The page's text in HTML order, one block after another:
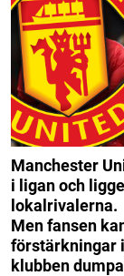
Manchester
i ligan och
lokalrivalerna.
Men fansen
förstärkningar
klubben